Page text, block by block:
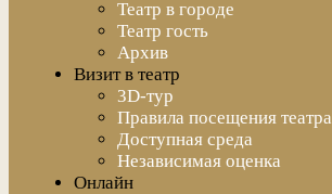
Театр в городе
Театр гость
Архив
Визит в театр
3D-тур
Правила посещения театра
Доступная среда
Независимая оценка
Онлайн